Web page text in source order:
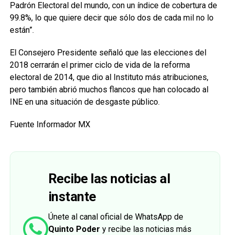
Padrón Electoral del mundo, con un índice de cobertura de
99.8%, lo que quiere decir que sólo dos de cada mil no lo
están”.
El Consejero Presidente señaló que las elecciones del
2018 cerrarán el primer ciclo de vida de la reforma
electoral de 2014, que dio al Instituto más atribuciones,
pero también abrió muchos flancos que han colocado al
INE en una situación de desgaste público.
Fuente Informador MX
Recibe las noticias al
instante
Únete al canal oficial de WhatsApp de
Quinto Poder y recibe las noticias más